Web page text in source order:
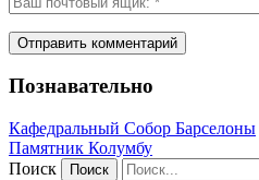
Познавательно
Кафeдрaльный Собор Барселоны
Пaмятник Колумбу
Поиск